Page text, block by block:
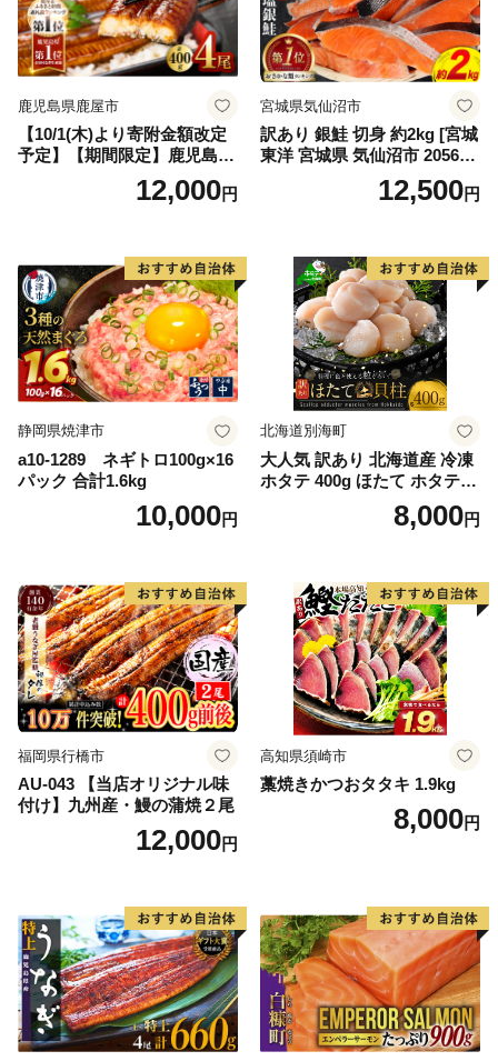
鹿児島県鹿屋市
【10/1(木)より寄附金額改定
予定】【期間限定】鹿児島県
大隅産うなぎ蒲焼4尾（400
g） KN007-02312,000円
宮城県気仙沼市
訳あり 銀鮭 切身 約2kg [宮城
東洋 宮城県 気仙沼市 205649
91] 鮭 魚介類 海鮮 訳アリ 規
格外 不揃い さけ サケ 鮭切身
切り身 魚 わけあり
12,500円
静岡県焼津市
a10-1289 ネギトロ100g×16
パック 合計1.6kg
10,000円
北海道別海町
大人気 訳あり 北海道産 冷凍
ホタテ 400g ほたて ホタテ
8,000円
福岡県行橋市
AU-043 【当店オリジナル味
付け】九州産・鰻の蒲焼２尾
12,000円
高知県須崎市
藁焼きかつおタタキ 1.9kg
8,000円